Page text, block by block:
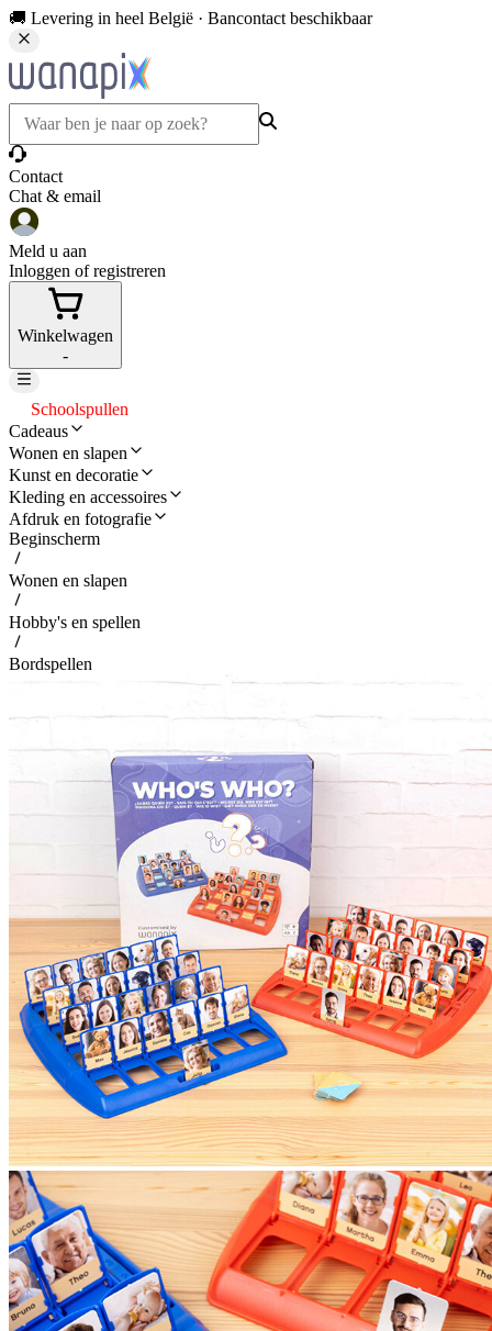
🚚 Levering in heel België · Bancontact beschikbaar
Contact
Chat & email
Meld u aan
Inloggen of registreren
Winkelwagen
-
Schoolspullen
Cadeaus
Wonen en slapen
Kunst en decoratie
Kleding en accessoires
Afdruk en fotografie
Beginscherm
Wonen en slapen
Hobby's en spellen
Bordspellen